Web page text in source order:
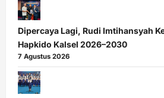
Dipercaya Lagi, Rudi Imtihansyah
Hapkido Kalsel 2026–2030
7 Agustus 2026